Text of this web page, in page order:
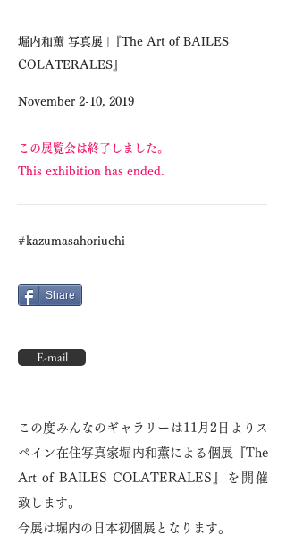
堀内和薫 写真展 |『The Art of BAILES
COLATERALES』
November 2-10, 2019
この展覧会は終了しました。
This exhibition has ended.
#kazumasahoriuchi
Share
E-mail
この度みんなのギャラリーは11月2日よりス
ペイン在住写真家堀内和薫による個展『The
Art of BAILES COLATERALES』を開催
致します。
今展は堀内の日本初個展となります。